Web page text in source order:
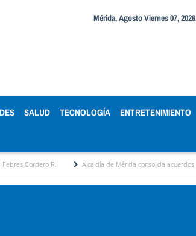
Mérida, Agosto Viernes 07,
SALUD TECNOLOGÍA ENTRETENIMIENTO
R. Alcaldía de Mérida consolida acuerdos con